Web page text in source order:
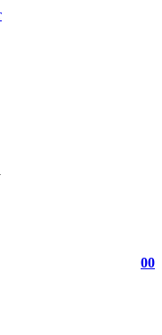
00